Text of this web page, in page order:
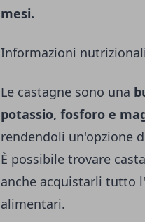
mesi.
Informazioni nutrizionali
Le castagne sono una
potassio, fosforo e
rendendoli un'opzione
È possibile trovare
anche acquistarli tutto
alimentari.